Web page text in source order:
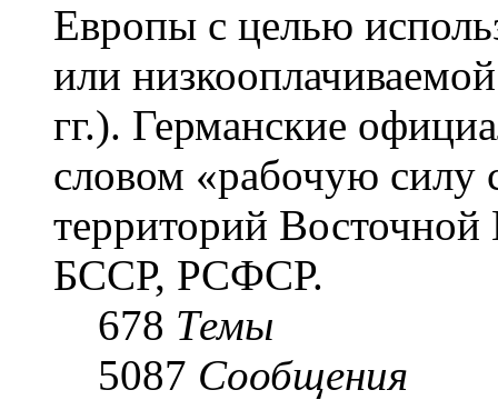
Европы с целью
или
гг.). Германские
словом «рабочую силу
территорий
БССР, РСФСР.
678 Темы
5087 Сообщения